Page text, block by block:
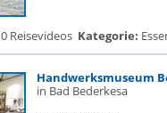
0 Reisevideos Kategorie:
Handwerksmuseum
in Bad Bederkesa